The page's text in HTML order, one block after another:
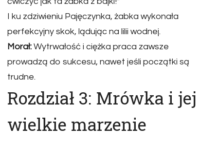
I ku zdziwieniu Pajęczynka, żabka wykonała
perfekcyjny skok, lądując na lilii wodnej.
Morał: Wytrwałość i ciężka praca zawsze
prowadzą do sukcesu, nawet jeśli początki są
trudne.
Rozdział 3: Mrówka i jej
wielkie marzenie